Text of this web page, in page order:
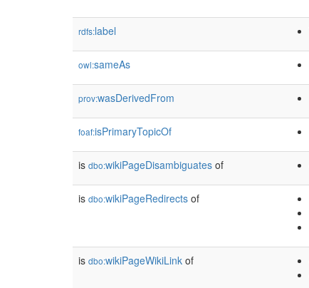
rdfs:label
owl:sameAs
prov:wasDerivedFrom
foaf:isPrimaryTopicOf
is dbo:wikiPageDisambiguates of
is dbo:wikiPageRedirects of
is dbo:wikiPageWikiLink of